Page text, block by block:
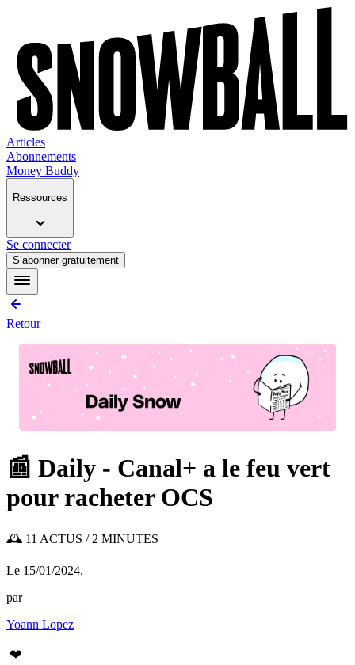
Articles
Abonnements
Money Buddy
Ressources
Se connecter
S’abonner gratuitement
Retour
📰 Daily - Canal+ a le feu vert
pour racheter OCS
🕰️ 11 ACTUS / 2 MINUTES
Le 15/01/2024,
par
Yoann Lopez
❤️